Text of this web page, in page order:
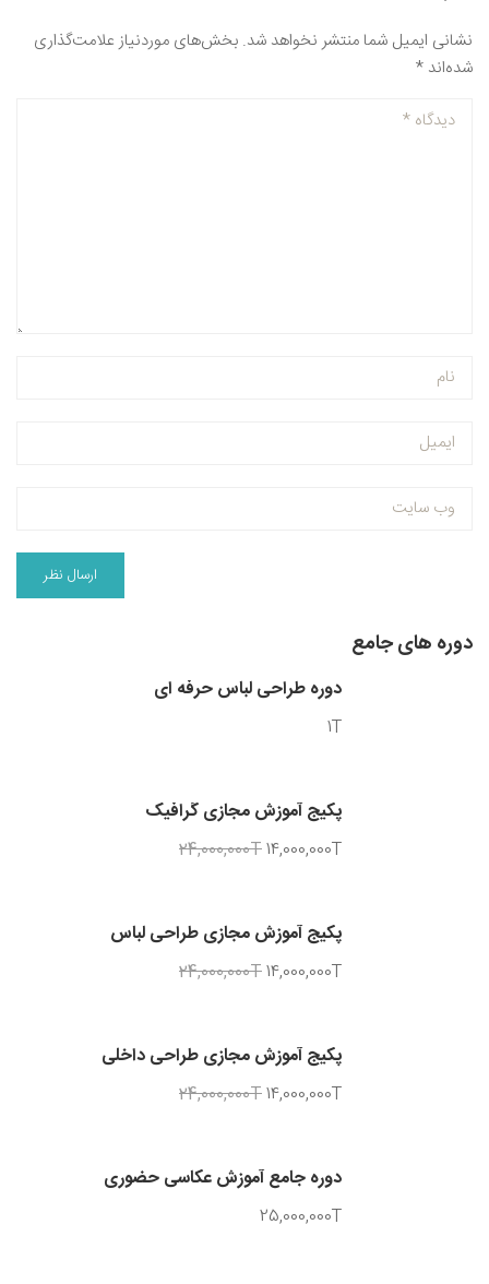
نشانی ایمیل شما منتشر نخواهد شد. بخش‌های موردنیاز علامت‌گذاری
شده‌اند *
دوره های جامع
دوره طراحی لباس حرفه ای
1T
پکیج آموزش مجازی گرافیک
24,000,000T14,000,000T
پکیج آموزش مجازی طراحی لباس
24,000,000T14,000,000T
پکیج آموزش مجازی طراحی داخلی
24,000,000T14,000,000T
دوره جامع آموزش عکاسی حضوری
25,000,000T